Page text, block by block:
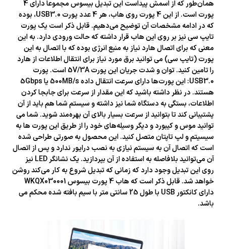
همان‌طور که از اسمش پیداست این تبدیل بیسوس مجموعا دارای 4
پورت است. از این 4 پورت روی هاب، هر 4 عدد پورت USB3.0، بوده
که در ادامه مشخصات آن توضیح می‌دهیم. قابل ذکر است یک پورت
تایپ سی نیز بر روی این هاب قرار داشته که حالت ورودی دارد. به این
معنی که برای اتصال هارد نیاز به منبع انرژی بوده که با اتصال به این
پورت (تایپ سی) می توانید برق مورد نیاز برای انتقال اطلاعات از هارد
را تامین کنید. توان و شدت جریان این پورت 5V/3A است. پورت
USB3.0: این پورت‌ها دارای سرعت انتقال داده 500MB/s یا 5Gbps
هستند. در نظر داشته باشید که این مقدار از سرعت برای جابجا کردن
اطلاعات، بستگی به دستگاه شما نیز داشته و سیستم شما هم باید از آن
پشتیبانی کند تا بتوانید از سرعت بسیار بالای آن بهره‌مند شوید. شما می
توانید موس و کیبورد و دیگر وسیله‌های خود را از طریق این پورت ها به
سیسیتم و لپ تاپتان متصل کنید. این محصول به صورتی طراحی شده
است که اتصال آن به سیستم نیازی به نصب درایور ندارد و پس از اتصال
آن می‌توانید بلافاصله به استفاده از آن بپردازید. یک نشانگر LED نیز
روی این تبدیل وجود دارد که زمانی که تبدیل شروع به کار می‌کند روشن
خواهد شد. قابل ذکر است که هاب 4 پورت بیسوس WKQX030001
دارای کانکتور USB با طول 25 سانتی متر با سیم بافته شده محکم می
باشد.